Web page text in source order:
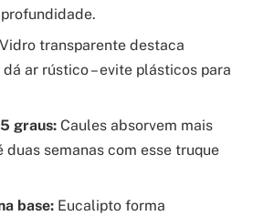
Vidro transparente destaca
ar rústico – evite plásticos para
graus: Caules absorvem mais
duas semanas com esse truque
base: Eucalipto forma